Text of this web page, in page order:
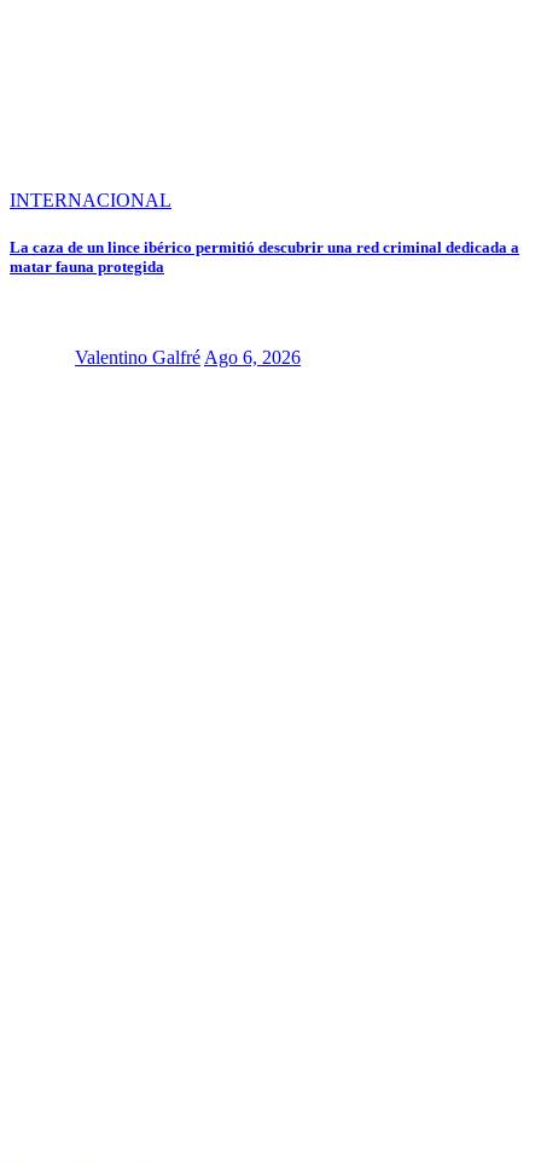
INTERNACIONAL
La caza de un lince ibérico permitió descubrir una red criminal dedicada a
matar fauna protegida
Valentino GalfréAgo 6, 2026